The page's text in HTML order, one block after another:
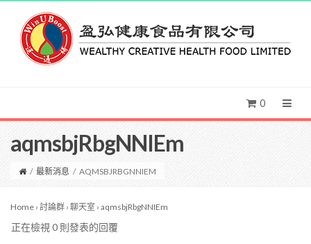
0
aqmsbjRbgNNIEm
/ 最新消息 / AQMSBJRBGNNIEM
Home › 討論群 › 聊天室 › aqmsbjRbgNNIEm
正在檢視 0 則發表的回覆